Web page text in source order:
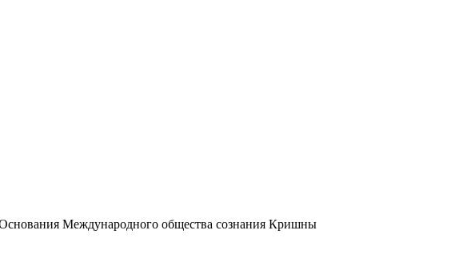
Международного общества сознания Кришны